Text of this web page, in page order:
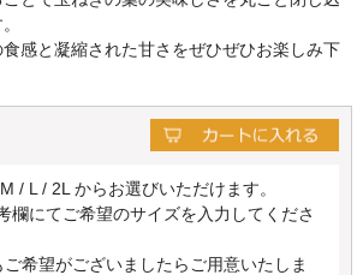
感と凝縮された甘さをぜひぜひお楽しみ下
/ L / 2L からお選びいただけます。
欄にてご希望のサイズを入力してくださ
希望がございましたらご用意いたしま